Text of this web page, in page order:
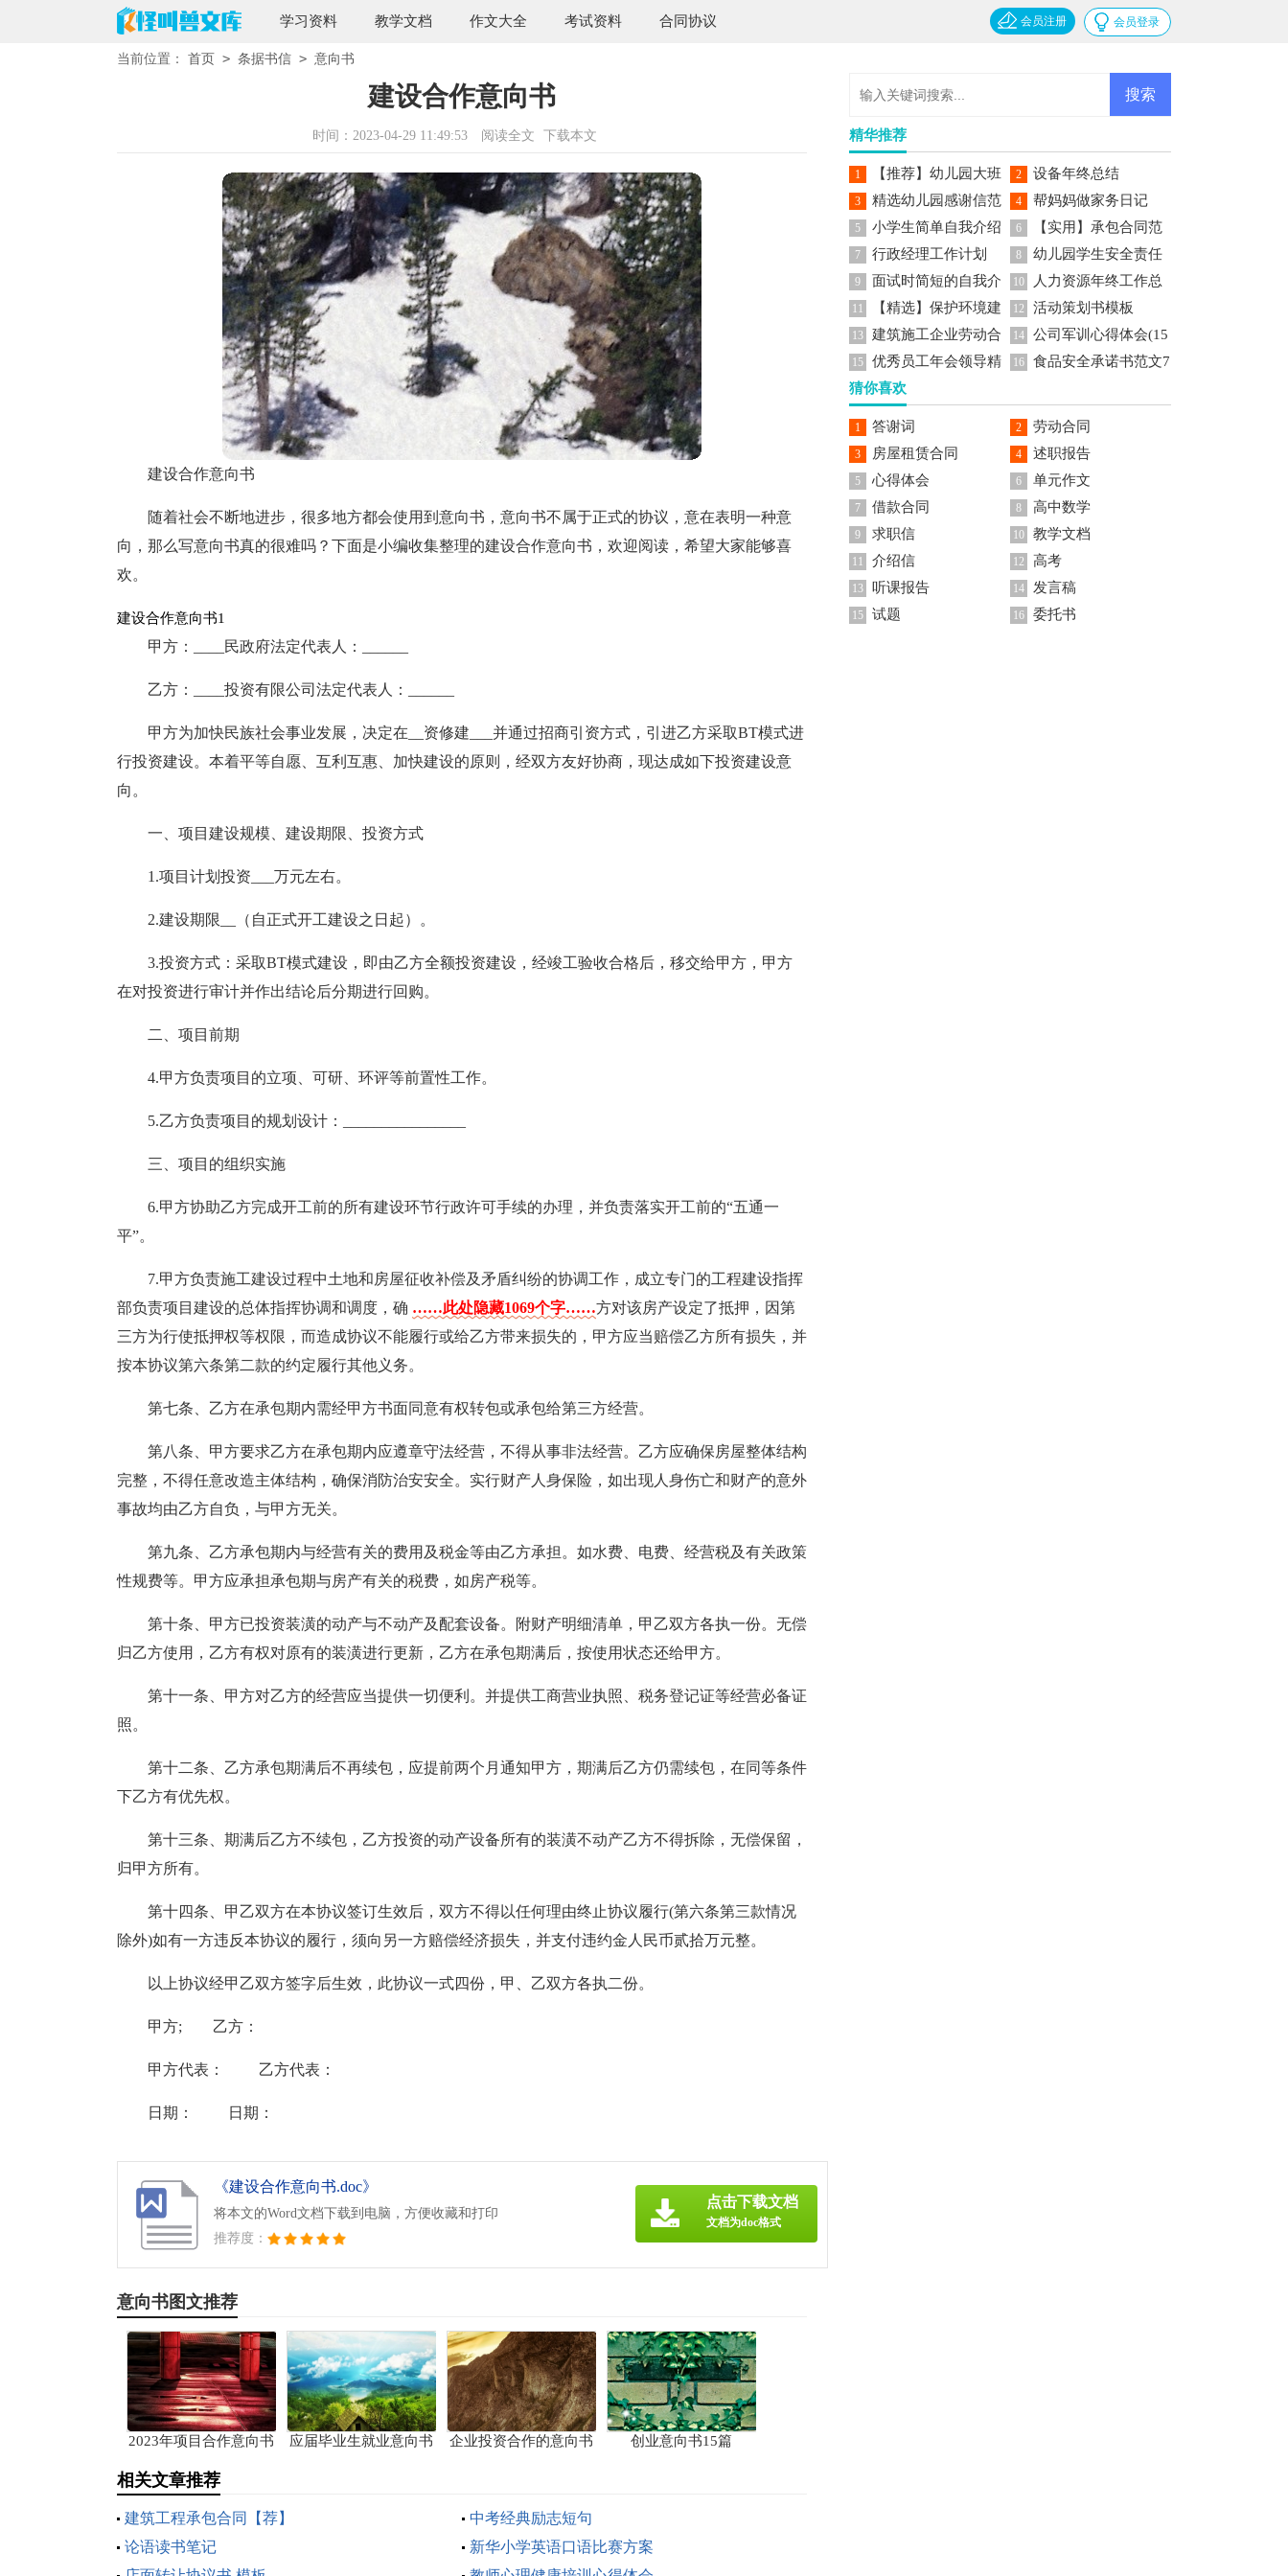
学习资料 教学文档 作文大全 考试资料 合同协议 会员登录
会员注册
当前位置： 首页 > 条据书信 > 意向书
建设合作意向书
时间：2023-04-29 11:49:53 阅读全文 下载本文
建设合作意向书
随着社会不断地进步，很多地方都会使用到意向书，意向书不属于正式的协议，意在表明一种意
向，那么写意向书真的很难吗？下面是小编收集整理的建设合作意向书，欢迎阅读，希望大家能够喜
欢。
建设合作意向书1
甲方：____民政府法定代表人：______
乙方：____投资有限公司法定代表人：______
甲方为加快民族社会事业发展，决定在__资修建___并通过招商引资方式，引进乙方采取BT模式进
行投资建设。本着平等自愿、互利互惠、加快建设的原则，经双方友好协商，现达成如下投资建设意
向。
一、项目建设规模、建设期限、投资方式
1.项目计划投资___万元左右。
2.建设期限__（自正式开工建设之日起）。
3.投资方式：采取BT模式建设，即由乙方全额投资建设，经竣工验收合格后，移交给甲方，甲方
在对投资进行审计并作出结论后分期进行回购。
二、项目前期
4.甲方负责项目的立项、可研、环评等前置性工作。
5.乙方负责项目的规划设计：________________
三、项目的组织实施
6.甲方协助乙方完成开工前的所有建设环节行政许可手续的办理，并负责落实开工前的“五通一
平”。
7.甲方负责施工建设过程中土地和房屋征收补偿及矛盾纠纷的协调工作，成立专门的工程建设指挥
部负责项目建设的总体指挥协调和调度，确 ……此处隐藏1069个字……方对该房产设定了抵押，因第
三方为行使抵押权等权限，而造成协议不能履行或给乙方带来损失的，甲方应当赔偿乙方所有损失，并
按本协议第六条第二款的约定履行其他义务。
第七条、乙方在承包期内需经甲方书面同意有权转包或承包给第三方经营。
第八条、甲方要求乙方在承包期内应遵章守法经营，不得从事非法经营。乙方应确保房屋整体结构
完整，不得任意改造主体结构，确保消防治安安全。实行财产人身保险，如出现人身伤亡和财产的意外
事故均由乙方自负，与甲方无关。
第九条、乙方承包期内与经营有关的费用及税金等由乙方承担。如水费、电费、经营税及有关政策
性规费等。甲方应承担承包期与房产有关的税费，如房产税等。
第十条、甲方已投资装潢的动产与不动产及配套设备。附财产明细清单，甲乙双方各执一份。无偿
归乙方使用，乙方有权对原有的装潢进行更新，乙方在承包期满后，按使用状态还给甲方。
第十一条、甲方对乙方的经营应当提供一切便利。并提供工商营业执照、税务登记证等经营必备证
照。
第十二条、乙方承包期满后不再续包，应提前两个月通知甲方，期满后乙方仍需续包，在同等条件
下乙方有优先权。
第十三条、期满后乙方不续包，乙方投资的动产设备所有的装潢不动产乙方不得拆除，无偿保留，
归甲方所有。
第十四条、甲乙双方在本协议签订生效后，双方不得以任何理由终止协议履行(第六条第三款情况
除外)如有一方违反本协议的履行，须向另一方赔偿经济损失，并支付违约金人民币贰拾万元整。
以上协议经甲乙双方签字后生效，此协议一式四份，甲、乙双方各执二份。
甲方; 乙方：
甲方代表： 乙方代表：
日期： 日期：
《建设合作意向书.doc》
将本文的Word文档下载到电脑，方便收藏和打印
推荐度：
点击下载文档
文档为doc格式
意向书图文推荐
2023年项目合作意向书 应届毕业生就业意向书
企业投资合作的意向书
创业意向书15篇
相关文章推荐
建筑工程承包合同【荐】
中考经典励志短句
论语读书笔记
新华小学英语口语比赛方案
精华推荐
1
【推荐】幼儿园大班
美术教案
2 设备年终总结
3
精选幼儿园感谢信范
文七篇
4 帮妈妈做家务日记
5 小学生简单自我介绍 6
【实用】承包合同范
文锦集六篇
7 行政经理工作计划 8
幼儿园学生安全责任
书
9
面试时简短的自我介
绍范文
10
人力资源年终工作总
结
11
【精选】保护环境建
议书作文集锦5篇
12 活动策划书模板
13
建筑施工企业劳动合
同15篇
14
公司军训心得体会(15
篇)
15
优秀员工年会领导精
彩发言稿范文
16
食品安全承诺书范文7
猜你喜欢
1 答谢词 2 劳动合同
3 房屋租赁合同 4 述职报告
5 心得体会 6 单元作文
7 借款合同 8 高中数学
9 求职信 10 教学文档
11 介绍信 12 高考
13 听课报告 14 发言稿
15 试题 16 委托书